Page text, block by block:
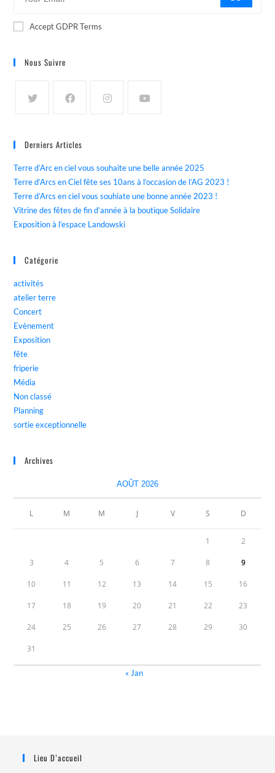
Accept GDPR Terms
Nous Suivre
Derniers Articles
Terre d’Arc en ciel vous souhaite une belle année 2025
Terre d’Arcs en Ciel fête ses 10ans à l’occasion de l’AG 2023 !
Terre d’Arcs en ciel vous souhiate une bonne année 2023 !
Vitrine des fêtes de fin d’année à la boutique Solidaire
Exposition à l’espace Landowski
Catégorie
activités
atelier terre
Concert
Evènement
Exposition
fête
friperie
Média
Non classé
Planning
sortie exceptionnelle
Archives
AOÛT 2026
L M M J V S D
1 2
3 4 5 6 7 8 9
10 11 12 13 14 15 16
17 18 19 20 21 22 23
24 25 26 27 28 29 30
31
« Jan
Lieu D’accueil